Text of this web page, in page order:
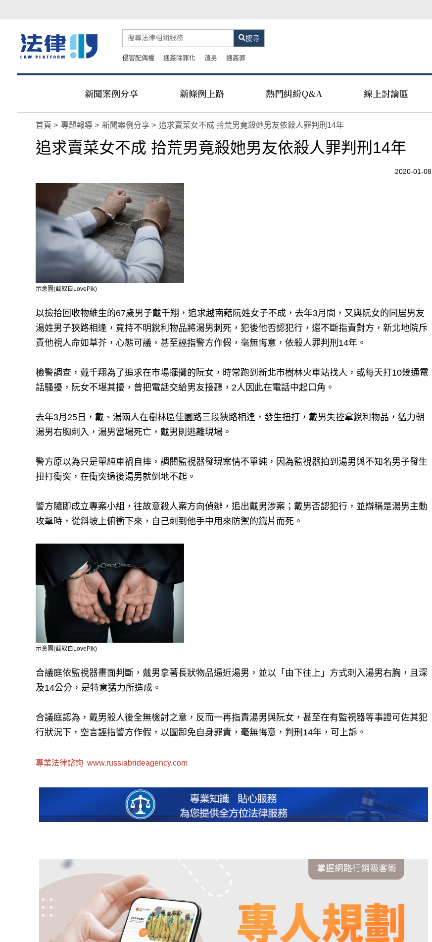
搜尋
侵害配偶權 通姦除罪化 渣男 通姦罪
新聞案例分享 新條例上路 熱門糾紛Q&A 線上討論區
首頁 專題報導 新聞案例分享 追求賣菜女不成 拾荒男竟殺她男友依殺人罪判刑14年
追求賣菜女不成 拾荒男竟殺她男友依殺人罪判刑14年
2020-01-08
示意圖(截取自LovePik)
以撿拾回收物維生的67歲男子戴千翔，追求越南藉阮姓女子不成，去年3月間，又與阮女的同居男友
湯姓男子狹路相逢，竟持不明銳利物品將湯男刺死，犯後他否認犯行，還不斷指責對方，新北地院斥
責他視人命如草芥，心態可議，甚至誣指警方作假，毫無悔意，依殺人罪判刑14年。
檢警調查，戴千翔為了追求在市場擺攤的阮女，時常跑到新北市樹林火車站找人，或每天打10幾通電
話騷擾，阮女不堪其擾，曾把電話交給男友接聽，2人因此在電話中起口角。
去年3月25日，戴、湯兩人在樹林區佳園路三段狹路相逢，發生扭打，戴男失控拿銳利物品，猛力朝
湯男右胸刺入，湯男當場死亡，戴男則逃離現場。
警方原以為只是單純車禍自摔，調閱監視器發現案情不單純，因為監視器拍到湯男與不知名男子發生
扭打衝突，在衝突過後湯男就倒地不起。
警方隨即成立專案小組，往故意殺人案方向偵辦，追出戴男涉案；戴男否認犯行，並辯稱是湯男主動
攻擊時，從斜坡上俯衝下來，自己刺到他手中用來防禦的鐵片而死。
示意圖(截取自LovePik)
合議庭依監視器畫面判斷，戴男拿著長狀物品逼近湯男，並以「由下往上」方式刺入湯男右胸，且深
及14公分，是特意猛力所造成。
合議庭認為，戴男殺人後全無檢討之意，反而一再指責湯男與阮女，甚至在有監視器等事證可佐其犯
行狀況下，空言誣指警方作假，以圖卸免自身罪責，毫無悔意，判刑14年，可上訴。
專業法律諮詢 www.russiabrideagency.com